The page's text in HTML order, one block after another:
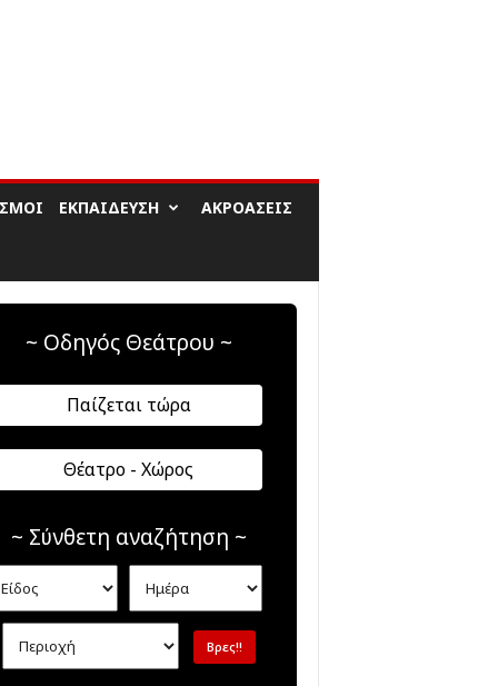
ΕΚΠΑΊΔΕΥΣΗ ΑΚΡΟΆΣΕΙΣ
~ Οδηγός Θεάτρου ~
Παίζεται τώρα
Θέατρο - Χώρος
~ Σύνθετη αναζήτηση ~